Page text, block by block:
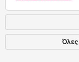
Όλες